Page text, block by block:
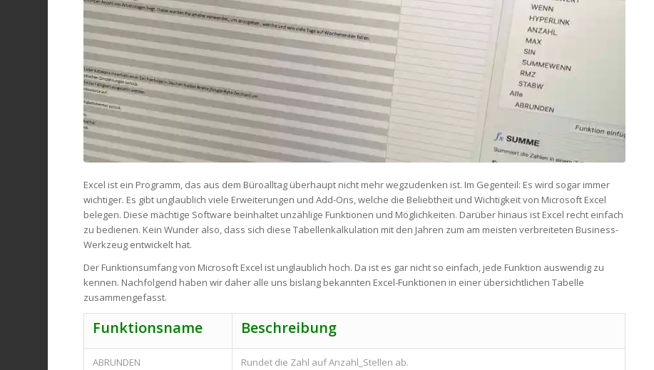
Excel ist ein Programm, das aus dem Büroalltag überhaupt nicht mehr wegzudenken ist. Im Gegenteil: Es wird sogar immer
wichtiger. Es gibt unglaublich viele Erweiterungen und Add-Ons, welche die Beliebtheit und Wichtigkeit von Microsoft Excel
belegen. Diese mächtige Software beinhaltet unzählige Funktionen und Möglichkeiten. Darüber hinaus ist Excel recht einfach
zu bedienen. Kein Wunder also, dass sich diese Tabellenkalkulation mit den Jahren zum am meisten verbreiteten Business-
Werkzeug entwickelt hat.
Der Funktionsumfang von Microsoft Excel ist unglaublich hoch. Da ist es gar nicht so einfach, jede Funktion auswendig zu
kennen. Nachfolgend haben wir daher alle uns bislang bekannten Excel-Funktionen in einer übersichtlichen Tabelle
zusammengefasst.
Funktionsname Beschreibung
ABRUNDEN Rundet die Zahl auf Anzahl_Stellen ab.